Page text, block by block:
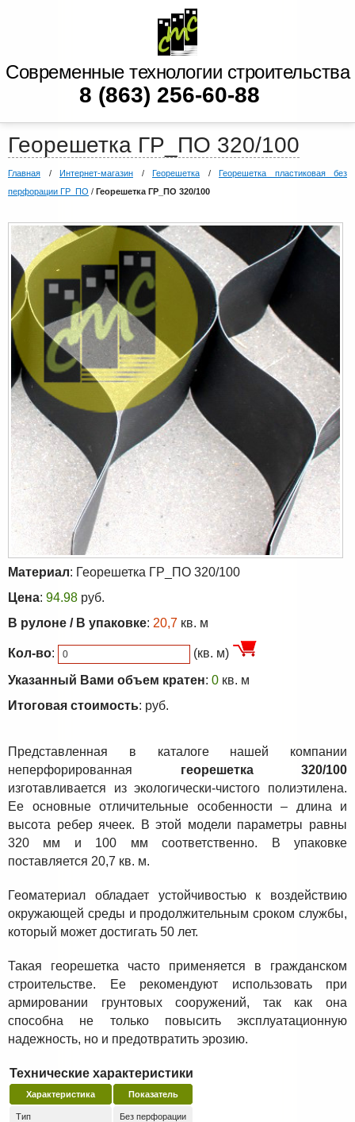
Современные технологии строительства
8 (863) 256-60-88
Георешетка ГР_ПО 320/100
Главная / Интернет-магазин / Георешетка /
Георешетка пластиковая без
перфорации ГР_ПО / Георешетка ГР_ПО 320/100
Материал: Георешетка ГР_ПО 320/100
Цена: 94.98 руб.
В рулоне / В упаковке: 20,7 кв. м
Кол-во: (кв. м)
Указанный Вами объем кратен: 0 кв. м
Итоговая стоимость: руб.
Представленная в каталоге нашей компании
неперфорированная георешетка 320/100
изготавливается из экологически-чистого полиэтилена.
Ее основные отличительные особенности – длина и
высота ребер ячеек. В этой модели параметры равны
320 мм и 100 мм соответственно. В упаковке
поставляется 20,7 кв. м.
Геоматериал обладает устойчивостью к воздействию
окружающей среды и продолжительным сроком службы,
который может достигать 50 лет.
Такая георешетка часто применяется в гражданском
строительстве. Ее рекомендуют использовать при
армировании грунтовых сооружений, так как она
способна не только повысить эксплуатационную
надежность, но и предотвратить эрозию.
Технические характеристики
Характеристика Показатель
Тип Без перфорации